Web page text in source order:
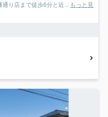
り店まで徒歩6分と近...
もっと見